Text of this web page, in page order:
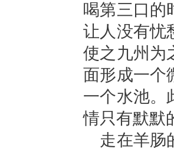
喝第三口的
让人没有忧
使之九州为
面形成一个
一个水池。
情只有默
走在羊肠